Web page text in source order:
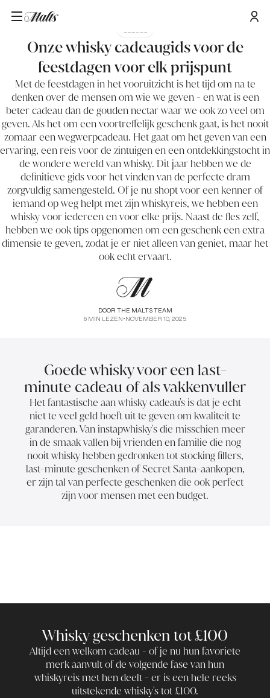
Cadeau
Onze whisky cadeaugids voor de
feestdagen voor elk prijspunt
Met de feestdagen in het vooruitzicht is het tijd om na te
denken over de mensen om wie we geven - en wat is een
beter cadeau dan de gouden nectar waar we ook zo veel om
geven. Als het om een voortreffelijk geschenk gaat, is het nooit
zomaar een wegwerpcadeau. Het gaat om het geven van een
ervaring, een reis voor de zintuigen en een ontdekkingstocht in
de wondere wereld van whisky. Dit jaar hebben we de
definitieve gids voor het vinden van de perfecte dram
zorgvuldig samengesteld. Of je nu shopt voor een kenner of
iemand op weg helpt met zijn whiskyreis, we hebben een
whisky voor iedereen en voor elke prijs. Naast de fles zelf,
hebben we ook tips opgenomen om een geschenk een extra
dimensie te geven, zodat je er niet alleen van geniet, maar het
ook echt ervaart.
DOOR THE MALTS TEAM
6 MIN LEZEN•NOVEMBER 10, 2025
Goede whisky voor een last-
minute cadeau of als vakkenvuller
Het fantastische aan whisky cadeau's is dat je echt
niet te veel geld hoeft uit te geven om kwaliteit te
garanderen. Van instapwhisky's die misschien meer
in de smaak vallen bij vrienden en familie die nog
nooit whisky hebben gedronken tot stocking fillers,
last-minute geschenken of Secret Santa-aankopen,
er zijn tal van perfecte geschenken die ook perfect
zijn voor mensen met een budget.
Whisky geschenken tot £100
Altijd een welkom cadeau - of je nu hun favoriete
merk aanvult of de volgende fase van hun
whiskyreis met hen deelt - er is een hele reeks
uitstekende whisky's tot £100.